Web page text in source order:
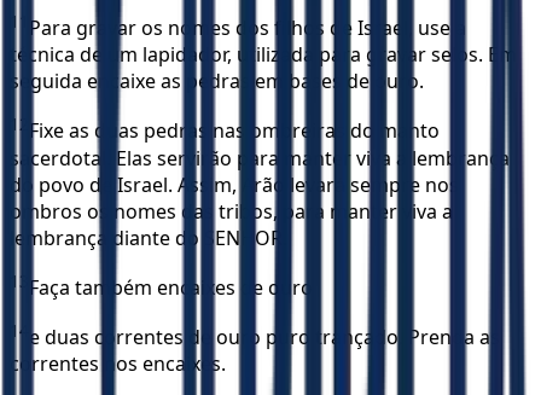
11
Para gravar os nomes dos filhos de Israel, use a
técnica de um lapidador, utilizada para gravar selos. Em
seguida encaixe as pedras em bases de ouro.
12 Fixe as duas pedras nas ombreiras do manto
sacerdotal. Elas servirão para manter viva a lembrança
do povo de Israel. Assim, Arão levará sempre nos
ombros os nomes das tribos, para manter viva a
lembrança diante do SENHOR.
13 Faça também encaixes de ouro
14 e duas correntes de ouro puro trançado. Prenda as
correntes nos encaixes.